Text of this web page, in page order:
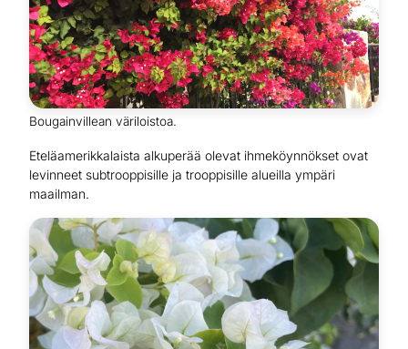
Bougainvillean väriloistoa.
Eteläamerikkalaista alkuperää olevat ihmeköynnökset ovat
levinneet subtrooppisille ja trooppisille alueilla ympäri
maailman.